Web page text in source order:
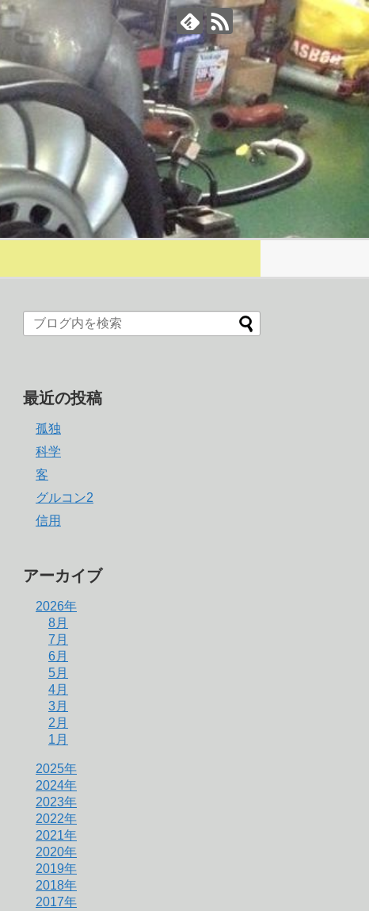
最近の投稿
孤独
科学
客
グルコン2
信用
アーカイブ
2026年
8月
7月
6月
5月
4月
3月
2月
1月
2025年
2024年
2023年
2022年
2021年
2020年
2019年
2018年
2017年